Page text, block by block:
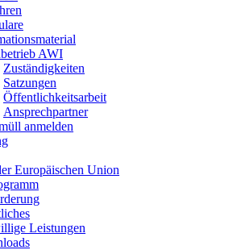
AWI
Zuständigkeiten
Satzungen
Öffentlichkeitsarbeit
Ansprechpartner
anmelden
Europäischen Union
Leistungen